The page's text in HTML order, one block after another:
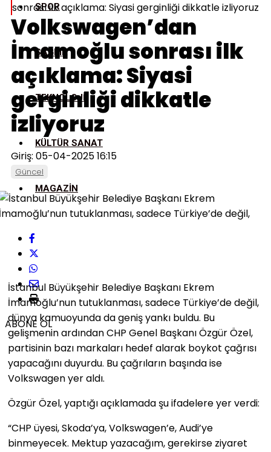
SPOR
SAĞLIK
TEKNOLOJI
KÜLTÜR SANAT
MAGAZIN
sonrası ilk açıklama: Siyasi gerginliği dikkatle izliyoruz
Volkswagen’dan
İmamoğlu sonrası ilk
açıklama: Siyasi
gerginliği dikkatle
izliyoruz
Giriş: 05-04-2025 16:15
Güncel
ABONE OL
İstanbul Büyükşehir Belediye Başkanı Ekrem
İmamoğlu’nun tutuklanması, sadece Türkiye’de değil,
dünya kamuoyunda da geniş yankı buldu. Bu
gelişmenin ardından CHP Genel Başkanı Özgür Özel,
partisinin bazı markaları hedef alarak boykot çağrısı
yapacağını duyurdu. Bu çağrıların başında ise
Volkswagen yer aldı.
Özgür Özel, yaptığı açıklamada şu ifadelere yer verdi:
“CHP üyesi, Skoda’ya, Volkswagen’e, Audi’ye
binmeyecek. Mektup yazacağım, gerekirse ziyaret